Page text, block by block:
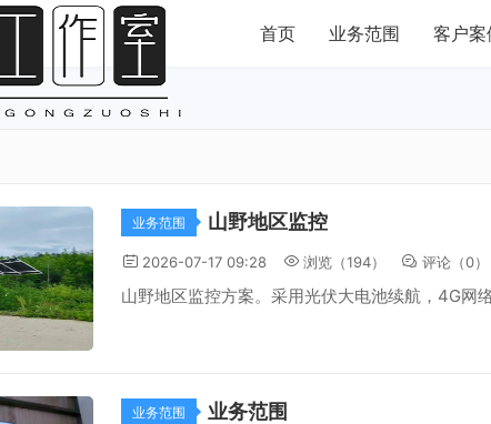
首页 业务范围 客户案
业务范围 山野地区监控
2026-07-17 09:28 浏览（194） 评论（0）
山野地区监控方案。采用光伏大电池续航，4G网
业务范围 业务范围